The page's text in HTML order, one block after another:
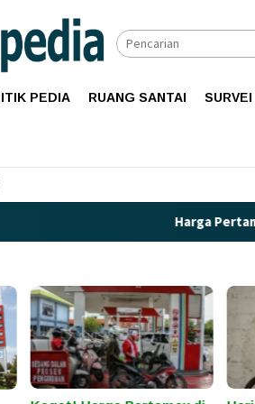
PEDIA RUANG SANTAI
Harga Pertamax Naik,